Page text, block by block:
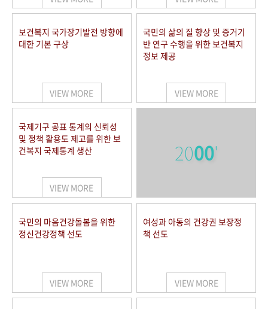
보건복지 국가장기발전 방향에
대한 기본 구상
VIEW MORE
국민의 삶의 질 향상 및 증거기
반 연구 수행을 위한 보건복지
정보 제공
VIEW MORE
국제기구 공표 통계의 신뢰성
및 정책 활용도 제고를 위한 보
건복지 국제통계 생산
VIEW MORE
2000'
국민의 마음건강돌봄을 위한
정신건강정책 선도
VIEW MORE
여성과 아동의 건강권 보장정
책 선도
VIEW MORE